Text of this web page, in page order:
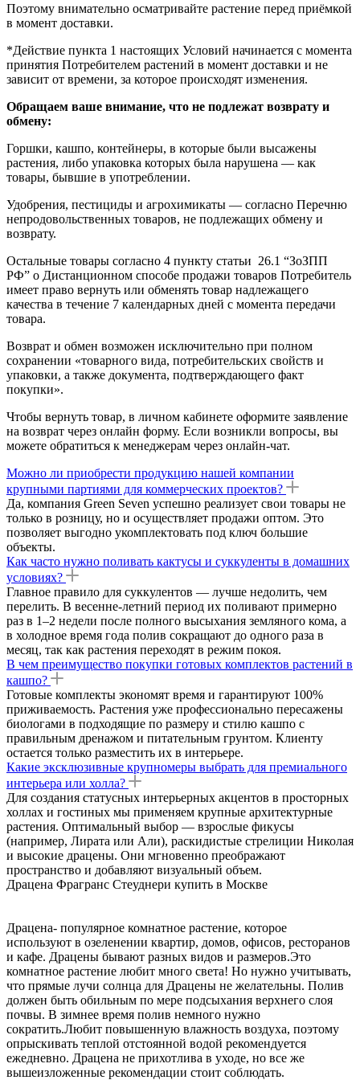
Поэтому внимательно осматривайте растение перед приёмкой
в момент доставки.
*Действие пункта 1 настоящих Условий начинается с момента
принятия Потребителем растений в момент доставки и не
зависит от времени, за которое происходят изменения.
Обращаем ваше внимание, что не подлежат возврату и
обмену:
Горшки, кашпо, контейнеры, в которые были высажены
растения, либо упаковка которых была нарушена — как
товары, бывшие в употреблении.
Удобрения, пестициды и агрохимикаты — согласно Перечню
непродовольственных товаров, не подлежащих обмену и
возврату.
Остальные товары согласно 4 пункту статьи 26.1 “ЗоЗПП
РФ” о Дистанционном способе продажи товаров Потребитель
имеет право вернуть или обменять товар надлежащего
качества в течение 7 календарных дней с момента передачи
товара.
Возврат и обмен возможен исключительно при полном
сохранении «товарного вида, потребительских свойств и
упаковки, а также документа, подтверждающего факт
покупки».
Чтобы вернуть товар, в личном кабинете оформите заявление
на возврат через онлайн форму. Если возникли вопросы, вы
можете обратиться к менеджерам через онлайн-чат.
Можно ли приобрести продукцию нашей компании
крупными партиями для коммерческих проектов?
Да, компания Green Seven успешно реализует свои товары не
только в розницу, но и осуществляет продажи оптом. Это
позволяет выгодно укомплектовать под ключ большие
объекты.
Как часто нужно поливать кактусы и суккуленты в домашних
условиях?
Главное правило для суккулентов — лучше недолить, чем
перелить. В весенне-летний период их поливают примерно
раз в 1–2 недели после полного высыхания земляного кома, а
в холодное время года полив сокращают до одного раза в
месяц, так как растения переходят в режим покоя.
В чем преимущество покупки готовых комплектов растений в
кашпо?
Готовые комплекты экономят время и гарантируют 100%
приживаемость. Растения уже профессионально пересажены
биологами в подходящие по размеру и стилю кашпо с
правильным дренажом и питательным грунтом. Клиенту
остается только разместить их в интерьере.
Какие эксклюзивные крупномеры выбрать для премиального
интерьера или холла?
Для создания статусных интерьерных акцентов в просторных
холлах и гостиных мы применяем крупные архитектурные
растения. Оптимальный выбор — взрослые фикусы
(например, Лирата или Али), раскидистые стрелиции Николая
и высокие драцены. Они мгновенно преображают
пространство и добавляют визуальный объем.
Драцена Фрагранс Стеуднери купить в Москве
Драцена- популярное комнатное растение, которое
используют в озеленении квартир, домов, офисов, ресторанов
и кафе. Драцены бывают разных видов и размеров.Это
комнатное растение любит много света! Но нужно учитывать,
что прямые лучи солнца для Драцены не желательны. Полив
должен быть обильным по мере подсыхания верхнего слоя
почвы. В зимнее время полив немного нужно
сократить.Любит повышенную влажность воздуха, поэтому
опрыскивать теплой отстоянной водой рекомендуется
ежедневно. Драцена не прихотлива в уходе, но все же
вышеизложенные рекомендации стоит соблюдать.